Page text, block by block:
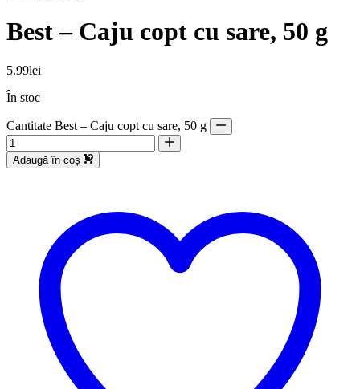
Best – Caju copt cu sare, 50 g
5.99lei
În stoc
Cantitate Best – Caju copt cu sare, 50 g
Adaugă în coș